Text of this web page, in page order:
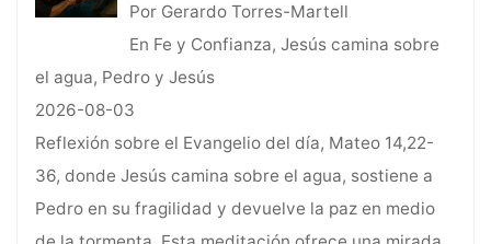
Por Gerardo Torres-Martell
En Fe y Confianza, Jesús camina sobre
el agua, Pedro y Jesús
2026-08-03
Reflexión sobre el Evangelio del día, Mateo 14,22-
36, donde Jesús camina sobre el agua, sostiene a
Pedro en su fragilidad y devuelve la paz en medio